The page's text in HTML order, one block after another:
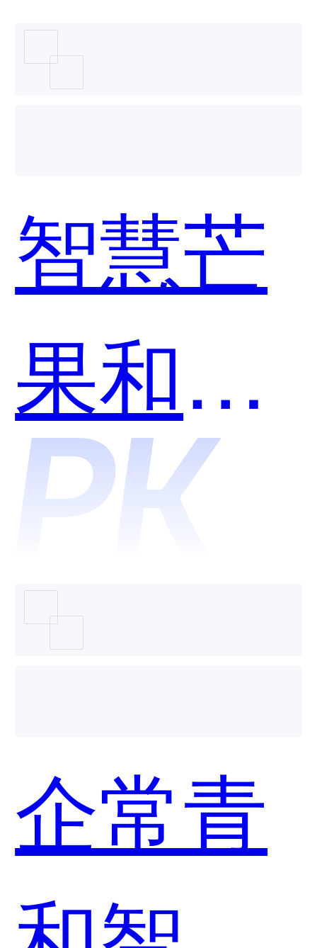
芒果哪
个好
用？
智慧芒
果和知
果果哪
个好
用？
企常青